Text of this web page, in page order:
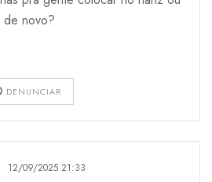
de novo?
DENUNCIAR
12/09/2025 21:33